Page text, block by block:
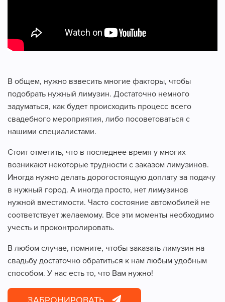
В общем, нужно взвесить многие факторы, чтобы
подобрать нужный лимузин. Достаточно немного
задуматься, как будет происходить процесс всего
свадебного мероприятия, либо посоветоваться с
нашими специалистами.
Стоит отметить, что в последнее время у многих
возникают некоторые трудности с заказом лимузинов.
Иногда нужно делать дорогостоящую доплату за подачу
в нужный город. А иногда просто, нет лимузинов
нужной вместимости. Часто состояние автомобилей не
соответствует желаемому. Все эти моменты необходимо
учесть и проконтролировать.
В любом случае, помните, чтобы заказать лимузин на
свадьбу достаточно обратиться к нам любым удобным
способом. У нас есть то, что Вам нужно!